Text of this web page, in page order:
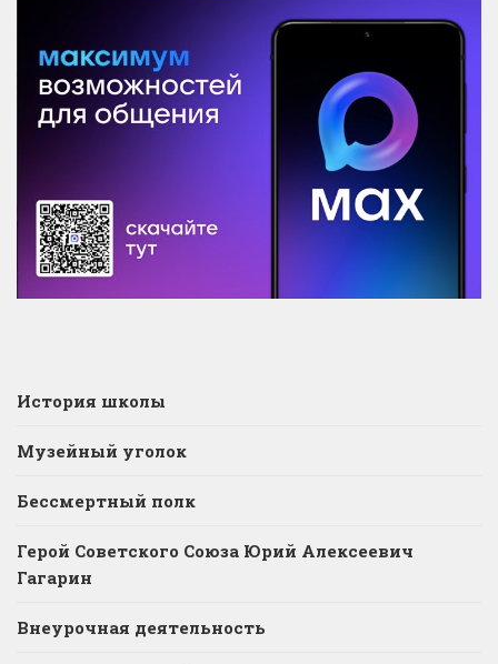
История школы
Музейный уголок
Бессмертный полк
Герой Советского Союза Юрий Алексеевич
Гагарин
Внеурочная деятельность